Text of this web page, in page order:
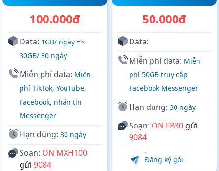
100.000đ
Data: 1GB/ ngày =>
30GB/ 30 ngày
Miễn phí data: Miễn
phí TikTok, YouTube,
Facebook, nhắn tin
Messenger
Hạn dùng: 30 ngày
Soạn: ON MXH100
gửi 9084
50.000đ
Data:
Miễn phí data: Miễn
phí 50GB truy cập
Facebook Messenger
Hạn dùng: 30 ngày
Soạn: ON FB30gửi
9084
Đăng ký gói